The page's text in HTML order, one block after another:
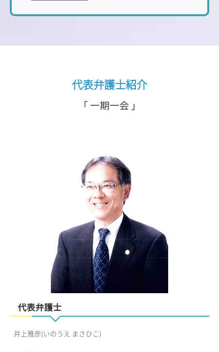
代表弁護士紹介
「 一期一会 」
代表弁護士
井上雅彦(いのうえ まさひこ)